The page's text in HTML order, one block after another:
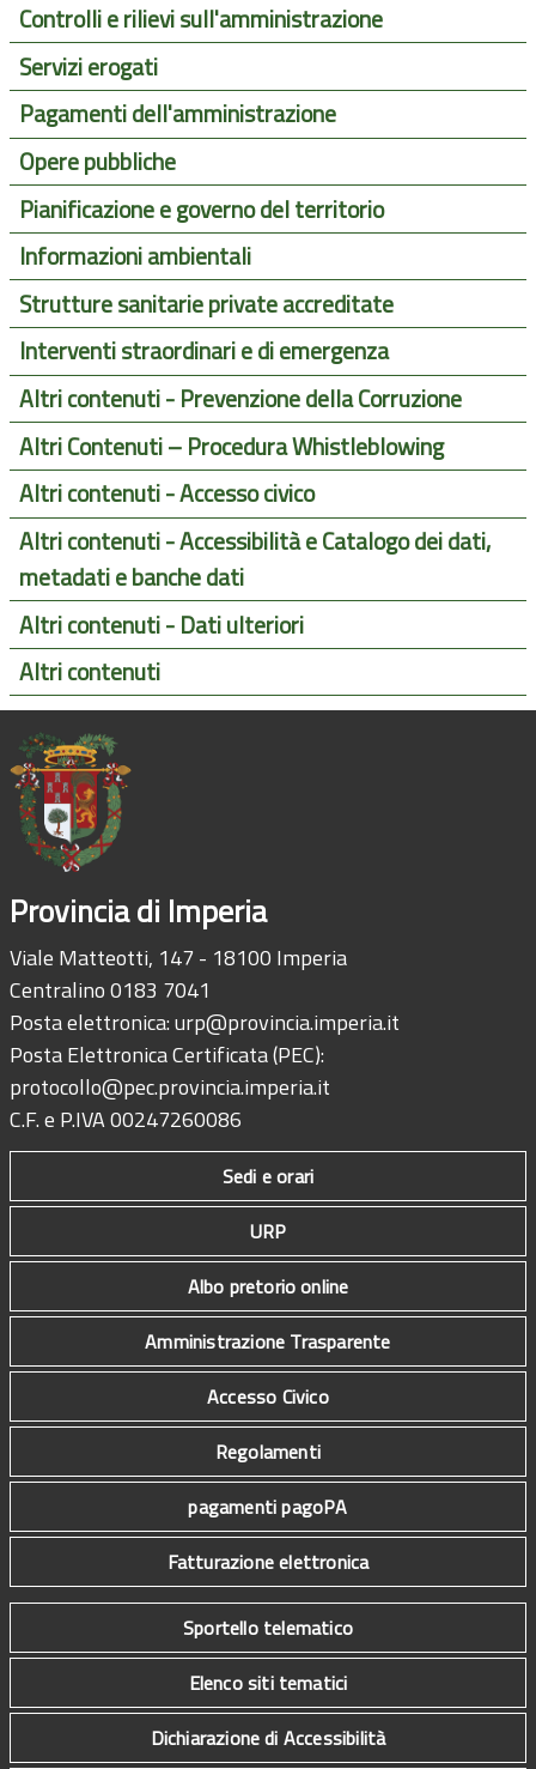
Controlli e rilievi sull'amministrazione
Servizi erogati
Pagamenti dell'amministrazione
Opere pubbliche
Pianificazione e governo del territorio
Informazioni ambientali
Strutture sanitarie private accreditate
Interventi straordinari e di emergenza
Altri contenuti - Prevenzione della Corruzione
Altri Contenuti – Procedura Whistleblowing
Altri contenuti - Accesso civico
Altri contenuti - Accessibilità e Catalogo dei dati,
metadati e banche dati
Altri contenuti - Dati ulteriori
Altri contenuti
Provincia di Imperia
Viale Matteotti, 147 - 18100 Imperia
Centralino 0183 7041
Posta elettronica:urp@provincia.imperia.it
Posta Elettronica Certificata (PEC):
protocollo@pec.provincia.imperia.it
C.F. e P.IVA 00247260086
Sedi e orari
URP
Albo pretorio online
Amministrazione Trasparente
Accesso Civico
Regolamenti
pagamenti pagoPA
Fatturazione elettronica
Sportello telematico
Elenco siti tematici
Dichiarazione di Accessibilità